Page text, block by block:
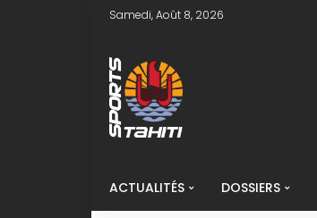
Samedi, Août 8, 2026
ACTUALITÉS DOSSIERS